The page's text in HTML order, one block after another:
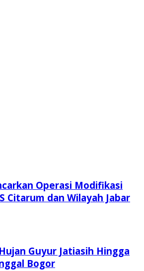
Operasi Modifikasi
Citarum dan Wilayah Jabar
Guyur Jatiasih Hingga
Bogor